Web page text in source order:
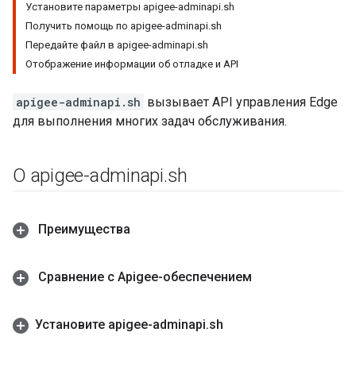
Установите параметры apigee-adminapi.sh
Получить помощь по apigee-adminapi.sh
Передайте файл в apigee-adminapi.sh
Отображение информации об отладке и API
apigee-adminapi.sh вызывает API управления Edge
для выполнения многих задач обслуживания.
О apigee-adminapi.sh
Преимущества
Сравнение с Apigee-обеспечением
Установите apigee-adminapi.sh